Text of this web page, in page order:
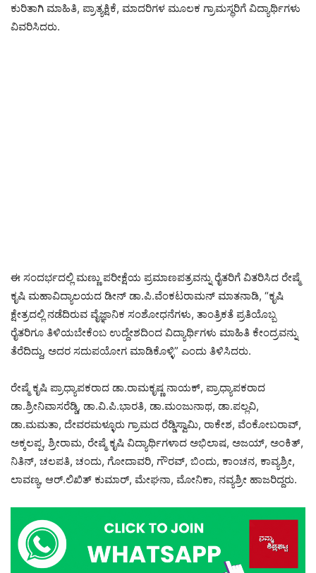
ಕುರಿತಾಗಿ ಮಾಹಿತಿ, ಪ್ರಾತ್ಯಕ್ಷಿಕೆ, ಮಾದರಿಗಳ ಮೂಲಕ ಗ್ರಾಮಸ್ಥರಿಗೆ ವಿದ್ಯಾರ್ಥಿಗಳು
ವಿವರಿಸಿದರು.
ಈ ಸಂದರ್ಭದಲ್ಲಿ ಮಣ್ಣು ಪರೀಕ್ಷೆಯ ಪ್ರಮಾಣಪತ್ರವನ್ನು ರೈತರಿಗೆ ವಿತರಿಸಿದ ರೇಷ್ಮೆ
ಕೃಷಿ ಮಹಾವಿದ್ಯಾಲಯದ ಡೀನ್ ಡಾ.ಪಿ.ವೆಂಕಟರಾಮನ್ ಮಾತನಾಡಿ, “ಕೃಷಿ
ಕ್ಷೇತ್ರದಲ್ಲಿ ನಡೆದಿರುವ ವೈಜ್ಞಾನಿಕ ಸಂಶೋಧನೆಗಳು, ತಾಂತ್ರಿಕತೆ ಪ್ರತಿಯೊಬ್ಬ
ರೈತರಿಗೂ ತಿಳಿಯಬೇಕೆಂಬ ಉದ್ದೇಶದಿಂದ ವಿದ್ಯಾರ್ಥಿಗಳು ಮಾಹಿತಿ ಕೇಂದ್ರವನ್ನು
ತೆರೆದಿದ್ದು, ಅದರ ಸದುಪಯೋಗ ಮಾಡಿಕೊಳ್ಳಿ” ಎಂದು ತಿಳಿಸಿದರು.
ರೇಷ್ಮೆ ಕೃಷಿ ಪ್ರಾಧ್ಯಾಪಕರಾದ ಡಾ.ರಾಮಕೃಷ್ಣ ನಾಯಕ್, ಪ್ರಾಧ್ಯಾಪಕರಾದ
ಡಾ.ಶ್ರೀನಿವಾಸರೆಡ್ಡಿ, ಡಾ.ವಿ.ಪಿ.ಭಾರತಿ, ಡಾ.ಮಂಜುನಾಥ, ಡಾ.ಪಲ್ಲವಿ,
ಡಾ.ಮಮತಾ, ದೇವರಮಳ್ಳೂರು ಗ್ರಾಮದ ರೆಡ್ಡಿಸ್ವಾಮಿ, ರಾಕೇಶ, ವೆಂಕೋಬರಾವ್,
ಅಕ್ಕಲಪ್ಪ, ಶ್ರೀರಾಮ, ರೇಷ್ಮೆ ಕೃಷಿ ವಿದ್ಯಾರ್ಥಿಗಳಾದ ಅಭಿಲಾಷ, ಅಜಯ್, ಅಂಕಿತ್,
ನಿತಿನ್, ಚಲಪತಿ, ಚಂದು, ಗೋದಾವರಿ, ಗೌರವ್, ಬಿಂದು, ಕಾಂಚನ, ಕಾವ್ಯಶ್ರೀ,
ಲಾವಣ್ಯ, ಆರ್.ಲಿಖಿತ್ ಕುಮಾರ್, ಮೇಘನಾ, ಮೋನಿಕಾ, ನವ್ಯಶ್ರೀ ಹಾಜರಿದ್ದರು.